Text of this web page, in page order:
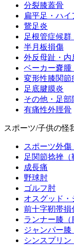
分裂膝蓋骨
扁平足・ハイ
鵞足炎
足根管症候
半月板損傷
外反母趾・内
ベーカー嚢腫
変形性膝関節
足底腱膜炎
その他・足部
有痛性外脛骨
スポーツ/子供の怪
スポーツ外傷
足関節捻挫（
成長痛
野球肘
ゴルフ肘
オスグッド・
前十字靭帯損
ランナー膝（
ジャンパー膝
シンスプリン